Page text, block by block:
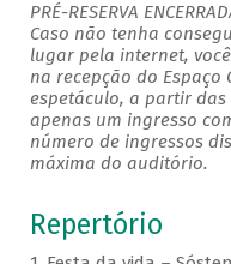
PRÉ-RESERVA
Caso não tenha
lugar pela internet,
na recepção do Espaço
espetáculo, a partir das
apenas um ingresso
número de ingressos
máxima do auditório.
Repertório